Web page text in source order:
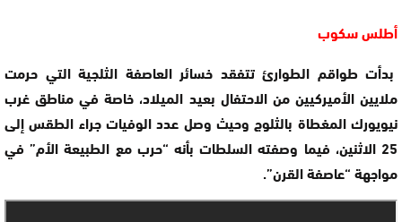
أطلس سكوب
بدأت طواقم الطوارئ تتفقد خسائر العاصفة الثلجية التي حرمت
ملايين الأميركيين من الاحتفال بعيد الميلاد، خاصة في مناطق غرب
نيويورك المغطاة بالثلوج وحيث وصل عدد الوفيات جراء الطقس إلى
25 الاثنين، فيما وصفته السلطات بأنه “حرب مع الطبيعة الأم” في
مواجهة “عاصفة القرن”.